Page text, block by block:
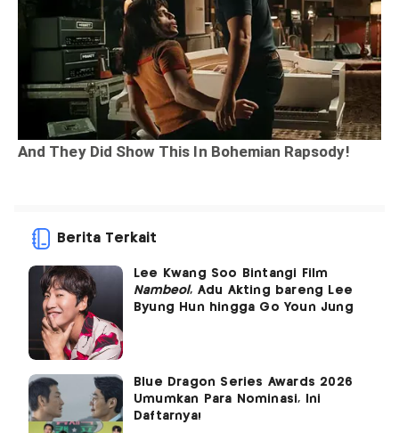
Berita Terkait
Lee Kwang Soo Bintangi Film
Nambeol, Adu Akting bareng Lee
Byung Hun hingga Go Youn Jung
Blue Dragon Series Awards 2026
Umumkan Para Nominasi, Ini
Daftarnya!